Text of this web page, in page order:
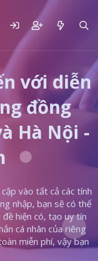
với diễn
đồng
Hà Nội -
vào tất cả các tính
nhập, bạn sẽ có thể
hiện có, tạo uy tín
cá nhân của riêng
miễn phí, vậy bạn